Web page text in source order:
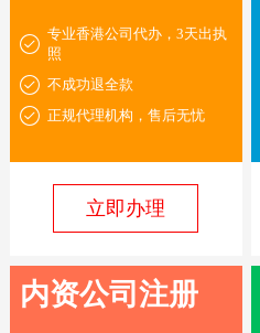
专业香港公司代办，3天出执
照
不成功退全款
正规代理机构，售后无忧
立即办理
内资公司注册